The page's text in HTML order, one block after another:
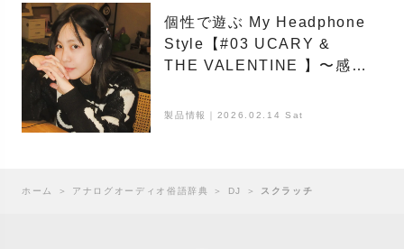
個性で遊ぶ My Headphone
Style【#03 UCARY &
THE VALENTINE 】〜感性
い自由な音楽をまとう
製品情報｜2026.02.14 Sat
ホーム ＞ アナログオーディオ俗語辞典 ＞ DJ ＞ スクラッチ